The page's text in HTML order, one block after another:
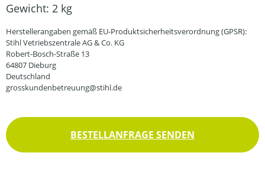
Gewicht: 2 kg
Herstellerangaben gemäß EU-Produktsicherheitsverordnung (GPSR):
Stihl Vetriebszentrale AG & Co. KG
Robert-Bosch-Straße 13
64807 Dieburg
Deutschland
grosskundenbetreuung@stihl.de
BESTELLANFRAGE SENDEN